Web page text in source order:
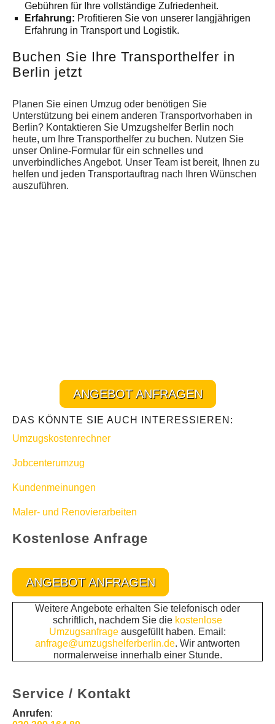
Gebühren für Ihre vollständige Zufriedenheit.
Erfahrung: Profitieren Sie von unserer langjährigen
Erfahrung in Transport und Logistik.
Buchen Sie Ihre Transporthelfer in
Berlin jetzt
Planen Sie einen Umzug oder benötigen Sie
Unterstützung bei einem anderen Transportvorhaben in
Berlin? Kontaktieren Sie Umzugshelfer Berlin noch
heute, um Ihre Transporthelfer zu buchen. Nutzen Sie
unser Online-Formular für ein schnelles und
unverbindliches Angebot. Unser Team ist bereit, Ihnen zu
helfen und jeden Transportauftrag nach Ihren Wünschen
auszuführen.
ANGEBOT ANFRAGEN
DAS KÖNNTE SIE AUCH INTERESSIEREN:
Umzugskostenrechner
Jobcenterumzug
Kundenmeinungen
Maler- und Renovierarbeiten
Kostenlose Anfrage
ANGEBOT ANFRAGEN
Weitere Angebote erhalten Sie telefonisch oder
schriftlich, nachdem Sie die kostenlose
Umzugsanfrage ausgefüllt haben. Email:
anfrage@umzugshelferberlin.de. Wir antworten
normalerweise innerhalb einer Stunde.
Service / Kontakt
Anrufen: